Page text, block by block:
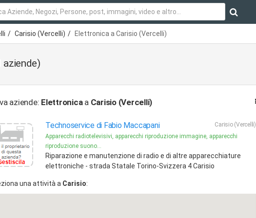
Carisio (Vercelli) Elettronica a Carisio (Vercelli)
aziende)
aziende: Elettronica a Carisio (Vercelli)
Technoservice di Fabio Maccapani
Carisio (Vercelli)
Apparecchi radiotelevisivi, apparecchi riproduzione immagine, apparecchi
riproduzione suono...
Riparazione e manutenzione di radio e di altre apparecchiature
elettroniche - strada Statale Torino-Svizzera 4 Carisio
una attività a Carisio: